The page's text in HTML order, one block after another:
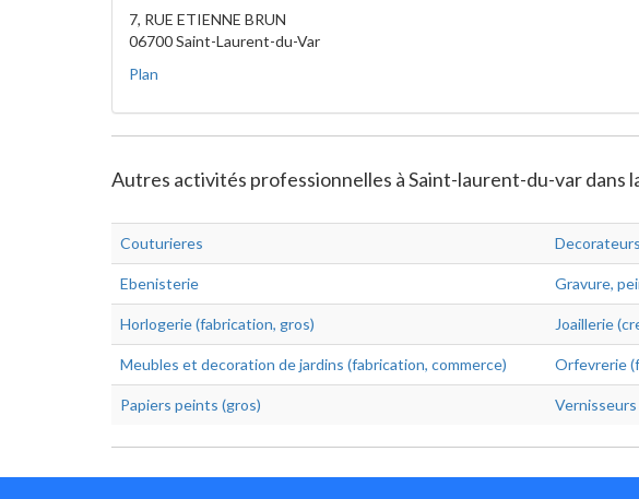
7, RUE ETIENNE BRUN
06700 Saint-Laurent-du-Var
Plan
Autres activités professionnelles à Saint-laurent-du-var dans
Couturieres Decorateurs
Ebenisterie Gravure,
Horlogerie (fabrication, gros) Joaillerie
Meubles et decoration de jardins (fabrication, commerce) Orfevrerie
Papiers peints (gros) Vernisseurs